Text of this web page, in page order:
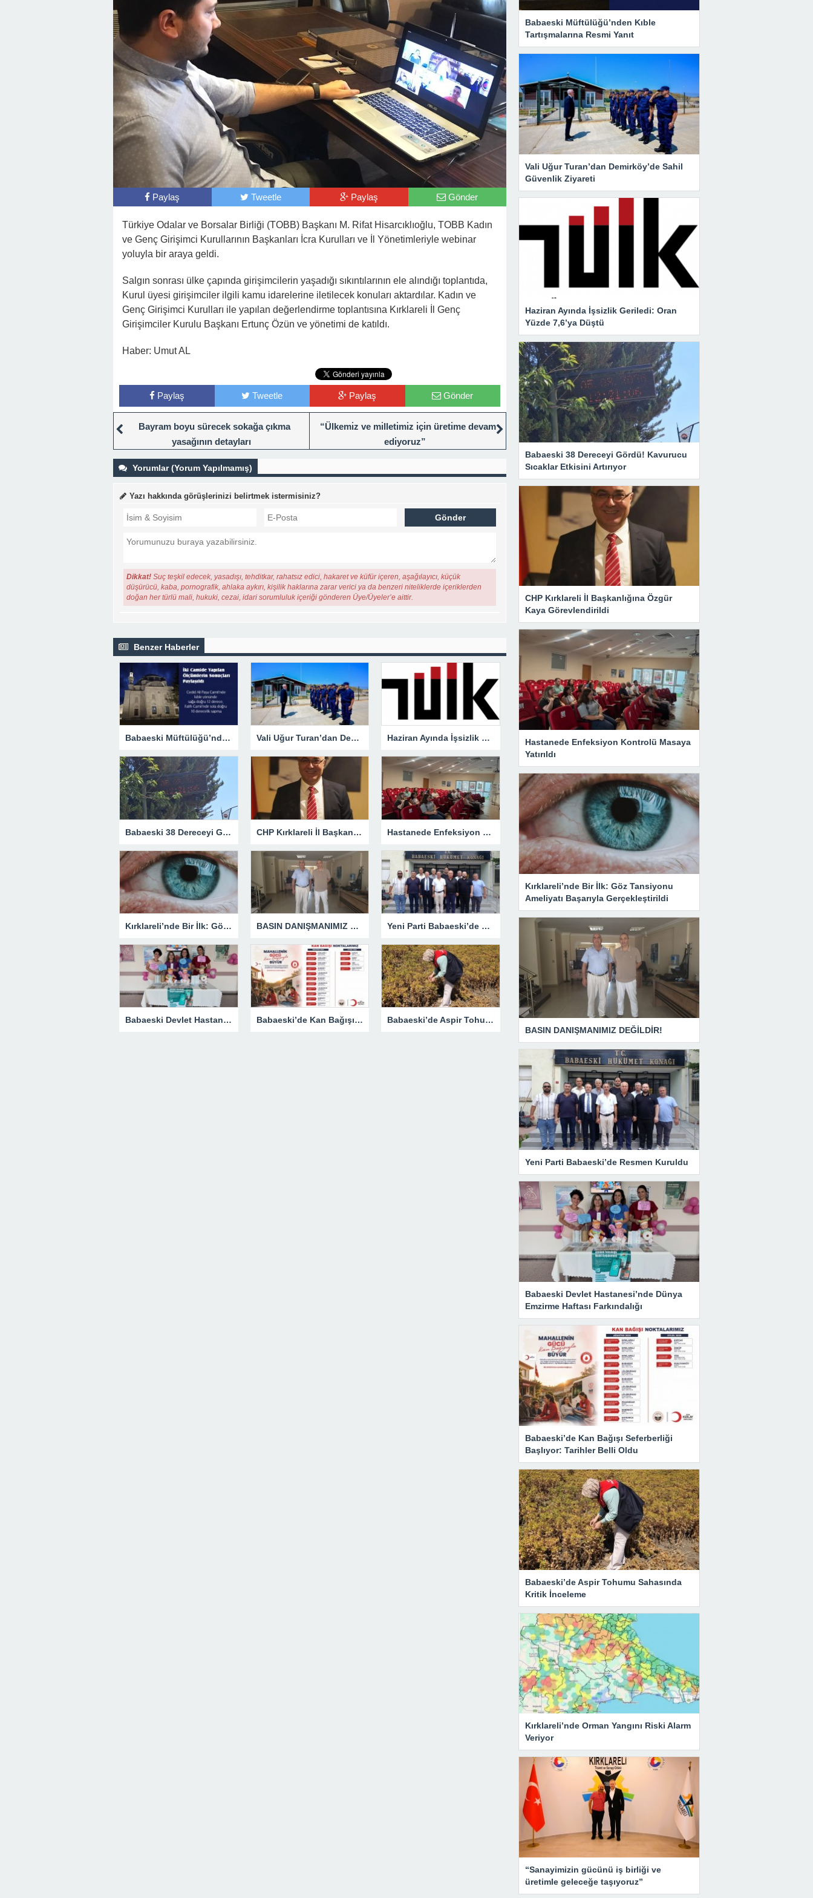
Paylaş Tweetle Paylaş Gönder
Türkiye Odalar ve Borsalar Birliği (TOBB) Başkanı M. Rifat Hisarcıklıoğlu, TOBB Kadın
ve Genç Girişimci Kurullarının Başkanları İcra Kurulları ve İl Yönetimleriyle webinar
yoluyla bir araya geldi.
Salgın sonrası ülke çapında girişimcilerin yaşadığı sıkıntılarının ele alındığı toplantıda,
Kurul üyesi girişimciler ilgili kamu idarelerine iletilecek konuları aktardılar. Kadın ve
Genç Girişimci Kurulları ile yapılan değerlendirme toplantısına Kırklareli İl Genç
Girişimciler Kurulu Başkanı Ertunç Özün ve yönetimi de katıldı.
Haber: Umut AL
Paylaş Tweetle Paylaş Gönder
Bayram boyu sürecek sokağa çıkma
yasağının detayları
“Ülkemı̇z ve mı̇lletı̇mı̇z ı̇çı̇n üretı̇me devam
edı̇yoruz”
Yorumlar (Yorum Yapılmamış)
Yazı hakkında görüşlerinizi belirtmek istermisiniz?
Dikkat! Suç teşkil edecek, yasadışı, tehditkar, rahatsız edici, hakaret ve küfür içeren, aşağılayıcı, küçük
düşürücü, kaba, pornografik, ahlaka aykırı, kişilik haklarına zarar verici ya da benzeri niteliklerde içeriklerden
doğan her türlü mali, hukuki, cezai, idari sorumluluk içeriği gönderen Üye/Üyeler’e aittir.
Benzer Haberler
Babaeski Müftülüğü’nden Kıble Tartışmalarına Resmi Yanıt Vali Uğur Turan’dan Demirköy’de Sahil Güvenlik Ziyareti Haziran Ayında İşsizlik Geriledi: Oran Yüzde 7,6’ya Düştü
Babaeski 38 Dereceyi Gördü! Kavurucu Sıcaklar Etkisini Artırıyor CHP Kırklareli İl Başkanlığına Özgür Kaya Görevlendirildi Hastanede Enfeksiyon Kontrolü Masaya Yatırıldı
Kırklareli’nde Bir İlk: Göz Tansiyonu Ameliyatı Başarıyla Gerçekleştirildi BASIN DANIŞMANIMIZ DEĞİLDİR! Yeni Parti Babaeski’de Resmen Kuruldu
Babaeski Devlet Hastanesi’nde Dünya Emzirme Haftası Farkındalığı Babaeski’de Kan Bağışı Seferberliği Başlıyor: Tarihler Belli Oldu Babaeski’de Aspir Tohumu Sahasında Kritik İnceleme
Babaeski Müftülüğü’nden Kıble
Tartışmalarına Resmi Yanıt
Vali Uğur Turan’dan Demirköy’de Sahil
Güvenlik Ziyareti
Haziran Ayında İşsizlik Geriledi: Oran
Yüzde 7,6’ya Düştü
Babaeski 38 Dereceyi Gördü! Kavurucu
Sıcaklar Etkisini Artırıyor
CHP Kırklareli İl Başkanlığına Özgür
Kaya Görevlendirildi
Hastanede Enfeksiyon Kontrolü Masaya
Yatırıldı
Kırklareli’nde Bir İlk: Göz Tansiyonu
Ameliyatı Başarıyla Gerçekleştirildi
BASIN DANIŞMANIMIZ DEĞİLDİR!
Yeni Parti Babaeski’de Resmen Kuruldu
Babaeski Devlet Hastanesi’nde Dünya
Emzirme Haftası Farkındalığı
Babaeski’de Kan Bağışı Seferberliği
Başlıyor: Tarihler Belli Oldu
Babaeski’de Aspir Tohumu Sahasında
Kritik İnceleme
Kırklareli’nde Orman Yangını Riski Alarm
Veriyor
“Sanayimizin gücünü iş birliği ve
üretimle geleceğe taşıyoruz”